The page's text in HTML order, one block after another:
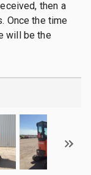
then a
Once the time
will be the